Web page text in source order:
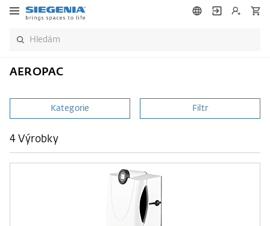
AEROPAC
Kategorie Filtr
4 Výrobky